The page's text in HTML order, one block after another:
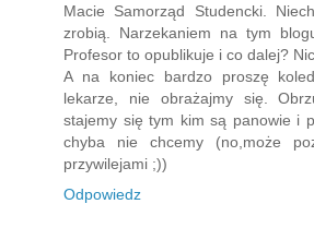
Macie Samorząd Studencki.
zrobią. Narzekaniem na tym
Profesor to opublikuje i co dalej?
A na koniec bardzo proszę
lekarze, nie obrażajmy się.
stajemy się tym kim są panowie i
chyba nie chcemy (no,może
przywilejami ;))
Odpowiedz